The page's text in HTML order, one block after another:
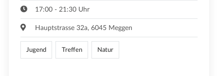
17:00 - 21:30 Uhr
Hauptstrasse 32a, 6045 Meggen
Jugend Treffen Natur